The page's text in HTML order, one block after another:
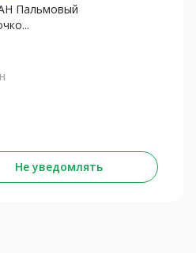
Пальмовый
Не уведомлять